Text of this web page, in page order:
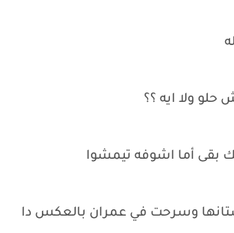
ولا ايه ؟؟
بقى أما اشوفه تيمشوا
وسرحت في عمران بالعكس دا